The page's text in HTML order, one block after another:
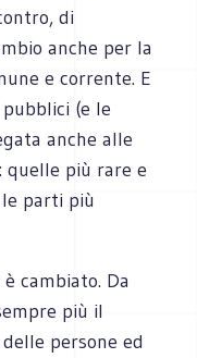
di
anche per la
e corrente. E
(e le
anche alle
più rare e
parti più
cambiato. Da
più il
persone ed